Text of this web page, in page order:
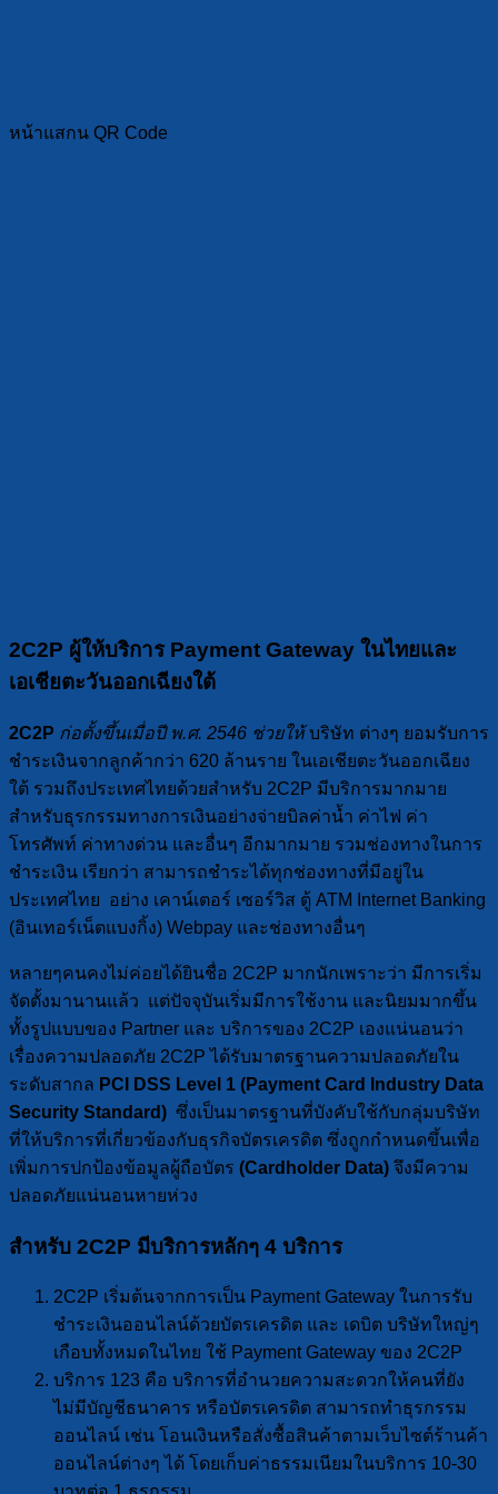
หน้าแสกน QR Code
2C2P ผู้ให้บริการ Payment Gateway ในไทยและ
เอเชียตะวันออกเฉียงใต้
2C2P ก่อตั้งขึ้นเมื่อปี พ.ศ. 2546 ช่วยให้บริษัท ต่างๆ ยอมรับการ
ชำระเงินจากลูกค้ากว่า 620 ล้านราย ในเอเชียตะวันออกเฉียง
ใต้ รวมถึงประเทศไทยด้วยสำหรับ 2C2P มีบริการมากมาย
สำหรับธุรกรรมทางการเงินอย่างจ่ายบิลค่าน้ำ ค่าไฟ ค่า
โทรศัพท์ ค่าทางด่วน และอื่นๆ อีกมากมาย รวมช่องทางในการ
ชำระเงิน เรียกว่า สามารถชำระได้ทุกช่องทางที่มีอยู่ใน
ประเทศไทย อย่าง เคาน์เตอร์ เซอร์วิส ตู้ ATM Internet Banking
(อินเทอร์เน็ตแบงกิ้ง) Webpay และช่องทางอื่นๆ
หลายๆคนคงไม่ค่อยได้ยินชื่อ 2C2P มากนักเพราะว่า มีการเริ่ม
จัดตั้งมานานแล้ว แต่ปัจจุบันเริ่มมีการใช้งาน และนิยมมากขึ้น
ทั้งรูปแบบของ Partner และ บริการของ 2C2P เองแน่นอนว่า
เรื่องความปลอดภัย 2C2P ได้รับมาตรฐานความปลอดภัยใน
ระดับสากล PCI DSS Level 1 (Payment Card Industry Data
Security Standard) ซึ่งเป็นมาตรฐานที่บังคับใช้กับกลุ่มบริษัท
ที่ให้บริการที่เกี่ยวข้องกับธุรกิจบัตรเครดิต ซึ่งถูกกำหนดขึ้นเพื่อ
เพิ่มการปกป้องข้อมูลผู้ถือบัตร (Cardholder Data) จึงมีความ
ปลอดภัยแน่นอนหายห่วง
สำหรับ 2C2P มีบริการหลักๆ 4 บริการ
2C2P เริ่มต้นจากการเป็น Payment Gateway ในการรับ
ชำระเงินออนไลน์ด้วยบัตรเครดิต และ เดบิต บริษัทใหญ่ๆ
เกือบทั้งหมดในไทย ใช้ Payment Gateway ของ 2C2P
บริการ 123 คือ บริการที่อำนวยความสะดวกให้คนที่ยัง
ไม่มีบัญชีธนาคาร หรือบัตรเครดิต สามารถทำธุรกรรม
ออนไลน์ เช่น โอนเงินหรือสั่งซื้อสินค้าตามเว็บไซต์ร้านค้า
ออนไลน์ต่างๆ ได้ โดยเก็บค่าธรรมเนียมในบริการ 10-30